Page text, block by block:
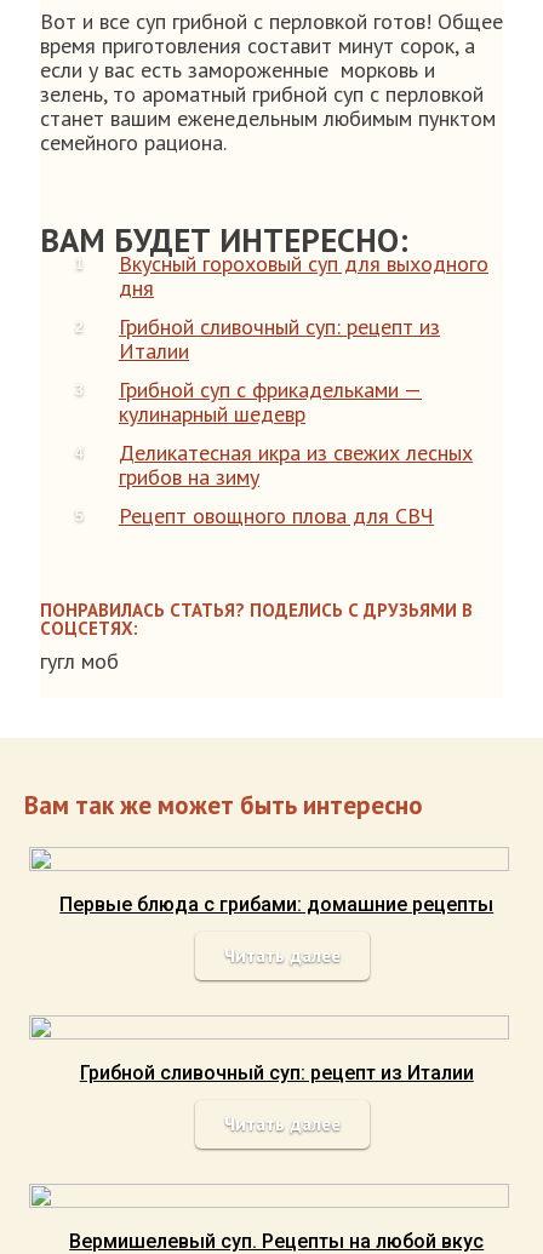
Вот и все суп грибной с перловкой готов! Общее
время приготовления составит минут сорок, а
если у вас есть замороженные морковь и
зелень, то ароматный грибной суп с перловкой
станет вашим еженедельным любимым пунктом
семейного рациона.
ВАМ БУДЕТ ИНТЕРЕСНО:
Вкусный гороховый суп для выходного
дня
Грибной сливочный суп: рецепт из
Италии
Грибной суп с фрикадельками —
кулинарный шедевр
Деликатесная икра из свежих лесных
грибов на зиму
Рецепт овощного плова для СВЧ
ПОНРАВИЛАСЬ СТАТЬЯ? ПОДЕЛИСЬ С ДРУЗЬЯМИ В
СОЦСЕТЯХ:
гугл моб
Вам так же может быть интересно
Первые блюда с грибами: домашние рецепты
Читать далее
Грибной сливочный суп: рецепт из Италии
Читать далее
Вермишелевый суп. Рецепты на любой вкус